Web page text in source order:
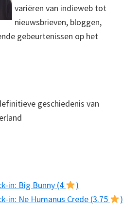
variëren van indieweb tot
nieuwsbrieven, bloggen,
gebeurtenissen op het
geschiedenis van
in: Big Bunny (4
)
in: Ne Humanus Crede (3.75
)